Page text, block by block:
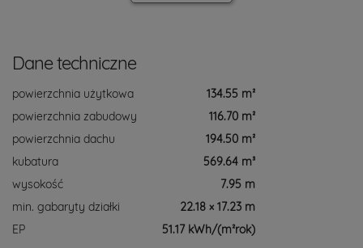
Dane techniczne
powierzchnia użytkowa
134.55 m²
powierzchnia zabudowy
116.70 m²
powierzchnia dachu
194.50 m²
kubatura
569.64 m³
wysokość
7.95 m
min. gabaryty działki
22.18 × 17.23 m
EP
51.17 kWh/(m²rok)